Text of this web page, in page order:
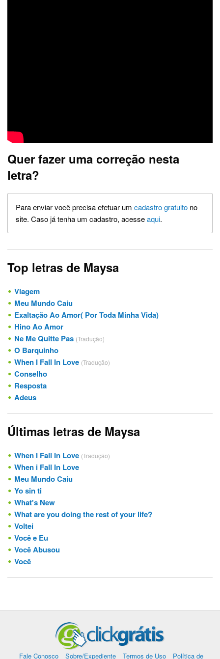
Quer fazer uma correção nesta
letra?
Para enviar você precisa efetuar um cadastro gratuito no
site. Caso já tenha um cadastro, acesseaqui.
Top letras de Maysa
Viagem
Meu Mundo Caiu
Exaltação Ao Amor( Por Toda Minha Vida)
Hino Ao Amor
Ne Me Quitte Pas (Tradução)
O Barquinho
When I Fall In Love (Tradução)
Conselho
Resposta
Adeus
Últimas letras de Maysa
When I Fall In Love (Tradução)
When i Fall In Love
Meu Mundo Caiu
Yo sin ti
What's New
What are you doing the rest of your life?
Voltei
Você e Eu
Você Abusou
Você
Fale Conosco Sobre/Expediente Termos de Uso Política de